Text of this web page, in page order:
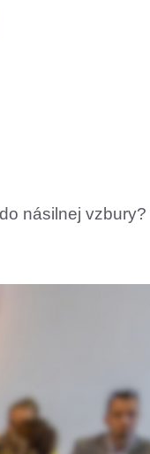
násilnej vzbury?